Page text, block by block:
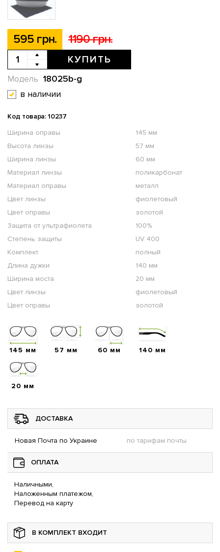
595 грн. 1190 грн.
КУПИТЬ
18025b-g
Модель
в наличии
Код товара: 10237
Ширина оправы
145 мм
Высота линзы
57 мм
Ширина линзы
60 мм
Материал линзы
поликарбонат
Материал оправы
металл
Цвет линзы
фиолетовый
Цвет оправы
золотой
Защита от ультрафиолета
100%
Степень защиты
UV 400
Комплект
полный
Длина дужки
140 мм
Ширина моста
20 мм
Цвет линзы
фиолетовый
Цвет оправы
золотой
145 мм 57 мм 60 мм 140 мм
20 мм
ДОСТАВКА
Новая Почта по Украине по тарифам почты
ОПЛАТА
Наличными,
Наложенным платежом,
Перевод на карту
В КОМПЛЕКТ ВХОДИТ